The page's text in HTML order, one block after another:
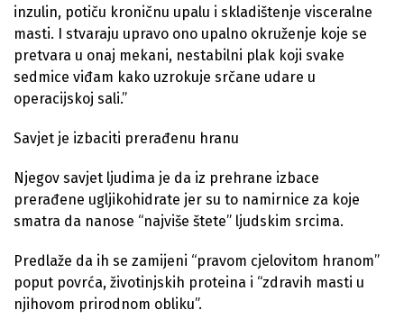
inzulin, potiču kroničnu upalu i skladištenje visceralne
masti. I stvaraju upravo ono upalno okruženje koje se
pretvara u onaj mekani, nestabilni plak koji svake
sedmice viđam kako uzrokuje srčane udare u
operacijskoj sali.”
Savjet je izbaciti prerađenu hranu
Njegov savjet ljudima je da iz prehrane izbace
prerađene ugljikohidrate jer su to namirnice za koje
smatra da nanose “najviše štete” ljudskim srcima.
Predlaže da ih se zamijeni “pravom cjelovitom hranom”
poput povrća, životinjskih proteina i “zdravih masti u
njihovom prirodnom obliku”.